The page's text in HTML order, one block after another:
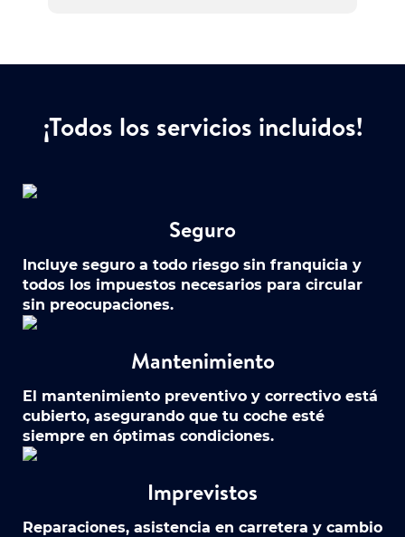
¡Todos los servicios incluidos!
Seguro
Incluye seguro a todo riesgo sin franquicia y
todos los impuestos necesarios para circular
sin preocupaciones.
Mantenimiento
El mantenimiento preventivo y correctivo está
cubierto, asegurando que tu coche esté
siempre en óptimas condiciones.
Imprevistos
Reparaciones, asistencia en carretera y cambio